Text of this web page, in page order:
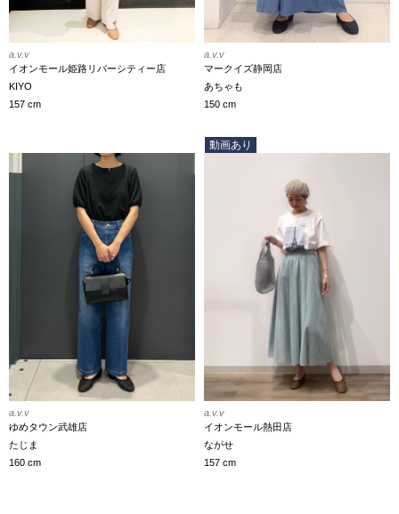
a.v.v
イオンモール姫路リバーシティー店
KIYO
157 cm
a.v.v
マークイズ静岡店
あちゃも
150 cm
a.v.v
ゆめタウン武雄店
たじま
160 cm
動画あり
a.v.v
イオンモール熱田店
ながせ
157 cm